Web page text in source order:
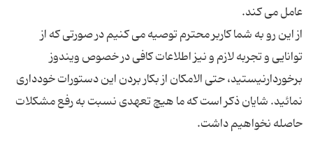
عامل می کند.
از این رو به شما کاربر محترم توصیه می کنیم در صورتی که از
توانایی و تجربه لازم و نیز اطلاعات کافی در خصوص ویندوز
برخوردارنیستید، حتی الامکان از بکار بردن این دستورات خودداری
نمائید. شایان ذکر است که ما هیچ تعهدی نسبت به رفع مشکلات
حاصله نخواهیم داشت.